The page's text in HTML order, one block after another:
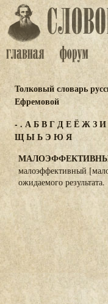
Толковый словарь
Ефремовой
- . АБВГДЕЁЖЗИ
ЩЫЬЭ ЮЯ
малоэффективный
ожидаемого результата.